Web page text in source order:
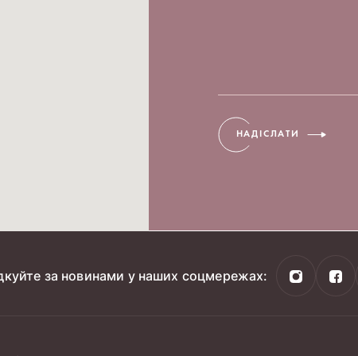
НАДІСЛАТИ
за новинами у наших соцмережах: